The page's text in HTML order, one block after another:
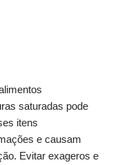
saturadas pode
itens
e causam
Evitar exageros e